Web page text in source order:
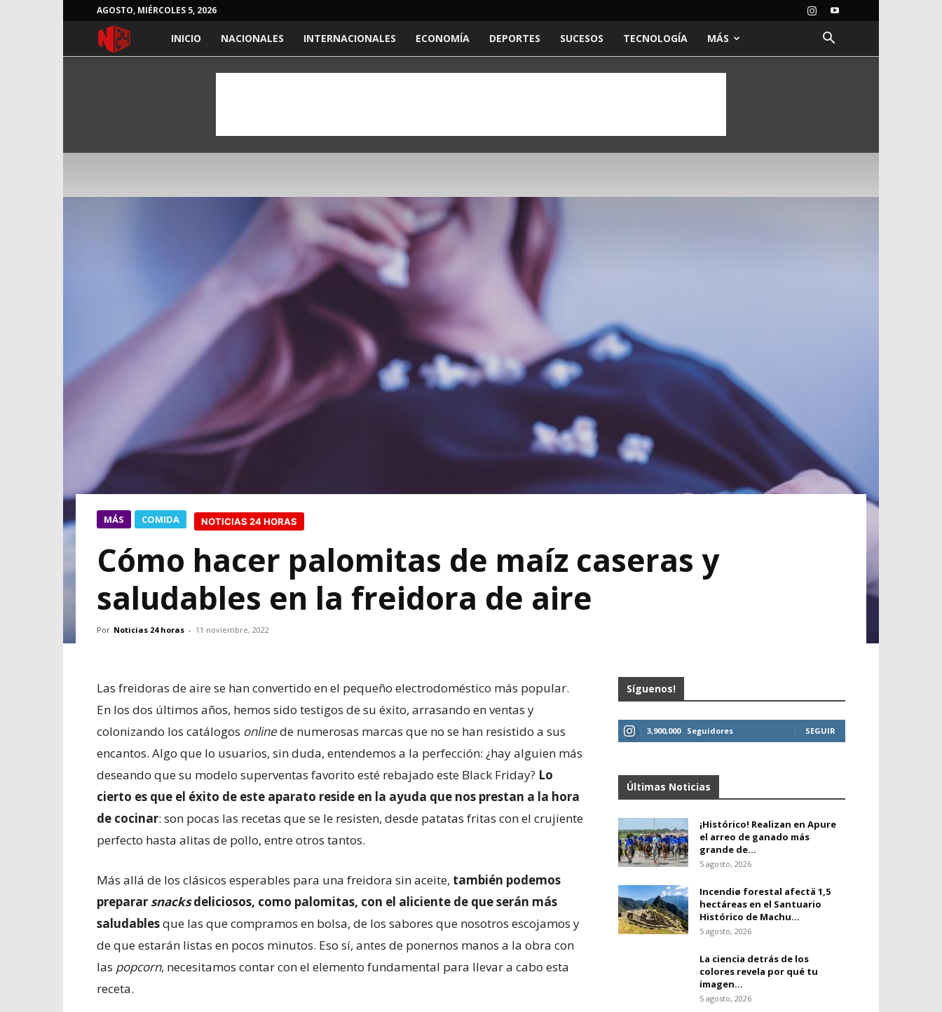
AGOSTO, MIÉRCOLES 5, 2026
NOTICIASINICIO NACIONALES INTERNACIONALES ECONOMÍA DEPORTES SUCESOS TECNOLOGÍA MÁS
MÁS COMIDA NOTICIAS 24 HORAS
Cómo hacer palomitas de maíz caseras y
saludables en la freidora de aire
Por Noticias 24 horas - 11 noviembre, 2022
Las freidoras de aire se han convertido en el pequeño electrodoméstico más popular.
En los dos últimos años, hemos sido testigos de su éxito, arrasando en ventas y
colonizando los catálogos onlinede numerosas marcas que no se han resistido a sus
encantos. Algo que lo usuarios, sin duda, entendemos a la perfección: ¿hay alguien más
deseando que su modelo superventas favorito esté rebajado este Black Friday? Lo
cierto es que el éxito de este aparato reside en la ayuda que nos prestan a la hora
de cocinar: son pocas las recetas que se le resisten, desde patatas fritas con el crujiente
perfecto hasta alitas de pollo, entre otros tantos.
Más allá de los clásicos esperables para una freidora sin aceite, también podemos
preparar snacksdeliciosos, como palomitas, con el aliciente de que serán más
saludablesque las que compramos en bolsa, de los sabores que nosotros escojamos y
de que estarán listas en pocos minutos. Eso sí, antes de ponernos manos a la obra con
las popcorn, necesitamos contar con el elemento fundamental para llevar a cabo esta
receta.
Síguenos!
3,900,000 Seguidores SEGUIR
Últimas Noticias
¡Histórico! Realizan en Apure
el arreo de ganado más
grande de...
5 agosto, 2026
Incendiø forestal afectä 1,5
hectáreas en el Santuario
Histórico de Machu...
5 agosto, 2026
La ciencia detrás de los
colores revela por qué tu
imagen...
5 agosto, 2026